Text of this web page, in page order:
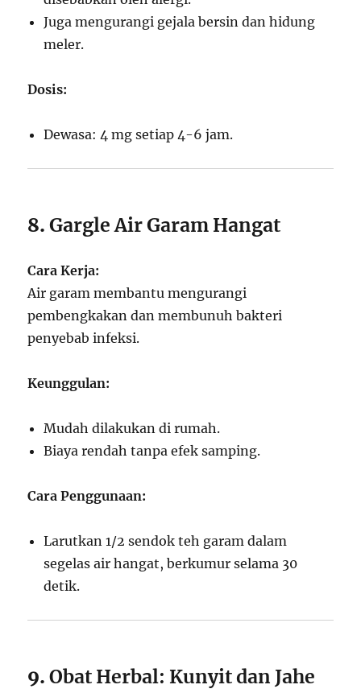
Juga mengurangi gejala bersin dan hidung
meler.
Dosis:
Dewasa: 4 mg setiap 4-6 jam.
8.Gargle Air Garam Hangat
Cara Kerja:
Air garam membantu mengurangi
pembengkakan dan membunuh bakteri
penyebab infeksi.
Keunggulan:
Mudah dilakukan di rumah.
Biaya rendah tanpa efek samping.
Cara Penggunaan:
Larutkan 1/2 sendok teh garam dalam
segelas air hangat, berkumur selama 30
detik.
9.Obat Herbal: Kunyit dan Jahe